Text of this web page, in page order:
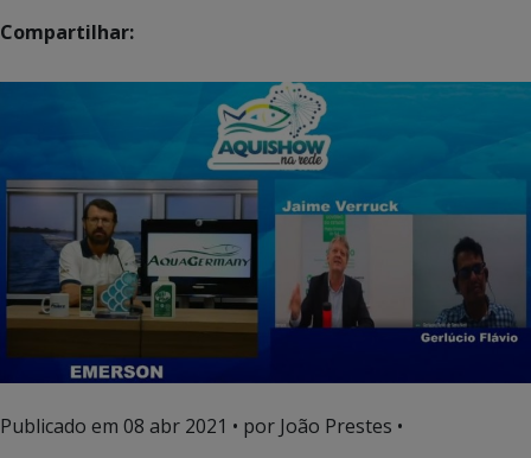
Compartilhar:
Publicado em 08 abr 2021 • por João Prestes •